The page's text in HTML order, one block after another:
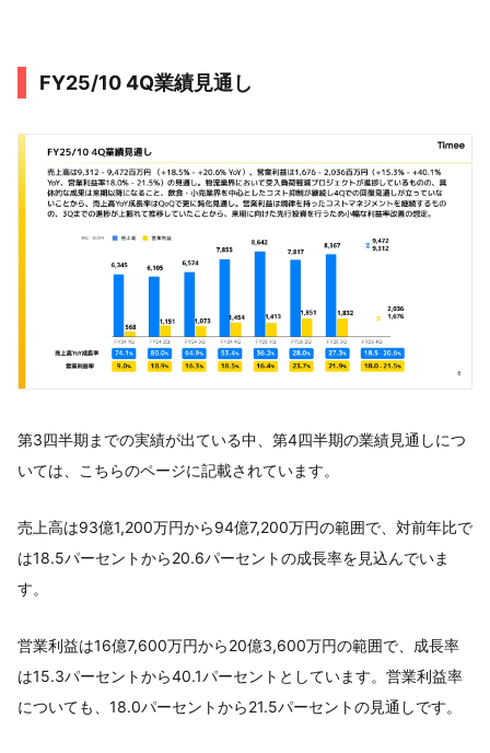
FY25/10 4Q業績見通し
第3四半期までの実績が出ている中、第4四半期の業績見通しにつ
いては、こちらのページに記載されています。
売上高は93億1,200万円から94億7,200万円の範囲で、対前年比で
は18.5パーセントから20.6パーセントの成長率を見込んでいま
す。
営業利益は16億7,600万円から20億3,600万円の範囲で、成長率
は15.3パーセントから40.1パーセントとしています。営業利益率
についても、18.0パーセントから21.5パーセントの見通しです。